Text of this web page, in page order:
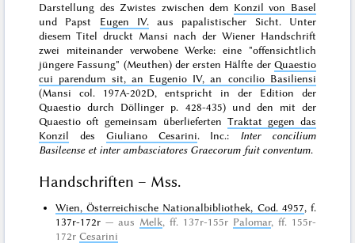
Darstellung des Zwistes zwischen dem Konzil von Basel
und Papst Eugen IV.aus papalistischer Sicht. Unter
diesem Titel druckt Mansi nach der Wiener Handschrift
zwei miteinander verwobene Werke: eine "offensichtlich
jüngere Fassung" (Meuthen) der ersten Hälfte der Quaestio
cui parendum sit, an Eugenio IV, an concilio Basiliensi
(Mansi col. 197A-202D, entspricht in der Edition der
Quaestio durch Döllinger p. 428-435) und den mit der
Quaestio oft gemeinsam überlieferten Traktat gegen das
Konzil des Giuliano Cesarini. Inc.: Inter concilium
Basileense et inter ambasciatores Graecorum fuit conventum.
Handschriften – Mss.
Wien, Österreichische Nationalbibliothek, Cod. 4957, f.
137r-172r
aus Melk, ff. 137r-155r Palomar, ff. 155r-
172rCesarini